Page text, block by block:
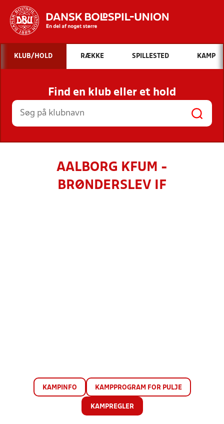
Hvad vil du søge efter?
INDHOLD OG NYHEDER
STILLINGER, RESULTATER, KLUBBER OG
HOLD
KLUB/HOLD RÆKKE SPILLESTED KAMP
Find en klub eller et hold
AALBORG KFUM -
BRØNDERSLEV IF
KAMPINFO KAMPPROGRAM FOR PULJE
KAMPREGLER